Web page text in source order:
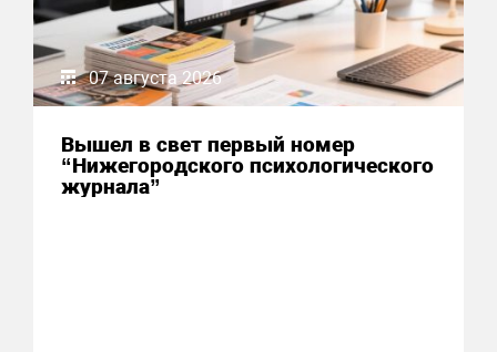
07 августа 2026
Вышел в свет первый номер
“Нижегородского психологического
журнала”